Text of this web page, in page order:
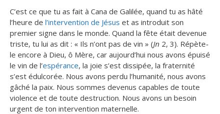
C’est ce que tu as fait à Cana de Galilée, quand tu as hâté
l’heure de l’intervention de Jésus et as introduit son
premier signe dans le monde. Quand la fête était devenue
triste, tu lui as dit : « Ils n’ont pas de vin » (Jn 2, 3). Répète-
le encore à Dieu, ô Mère, car aujourd’hui nous avons épuisé
le vin de l’espérance, la joie s’est dissipée, la fraternité
s’est édulcorée. Nous avons perdu l’humanité, nous avons
gâché la paix. Nous sommes devenus capables de toute
violence et de toute destruction. Nous avons un besoin
urgent de ton intervention maternelle.